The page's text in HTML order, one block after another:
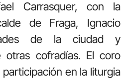
Carrasquer, con la
de Fraga, Ignacio
de la ciudad y
otras cofradías. El coro
en la liturgia